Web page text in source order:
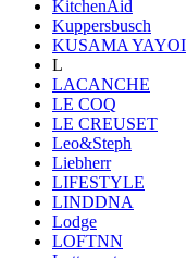
KitchenAid
Kuppersbusch
KUSAMA YAYOI
L
LACANCHE
LE COQ
LE CREUSET
Leo&Steph
Liebherr
LIFESTYLE
LINDDNA
Lodge
LOFTNN